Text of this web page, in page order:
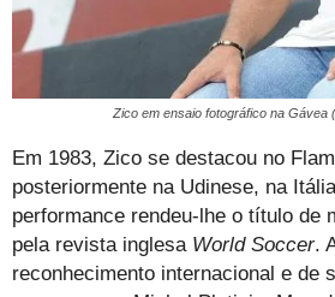
Zico em ensaio fotográfico na Gávea
Em 1983, Zico se destacou no
posteriormente na Udinese, na
performance rendeu-lhe o título de
pela revista inglesa World Soccer.
reconhecimento internacional e de